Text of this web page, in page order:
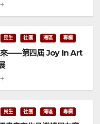
民生 社團 灣區 專欄
來——第四屆 Joy In Art
民生 社團 灣區 專欄